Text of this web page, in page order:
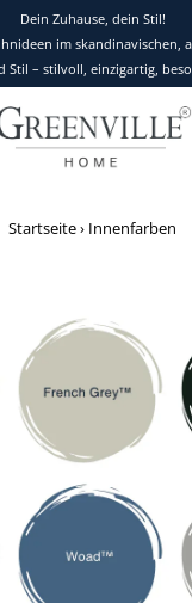
Dein Zuhause, dein Stil!
im skandinavischen,
Stil – stilvoll, einzigartig,
Startseite› Innenfarben